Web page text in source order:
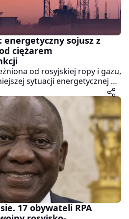
energetyczny sojusz z
ciężarem
od rosyjskiej ropy i gazu,
sytuacji energetycznej od
amerykańskie sankcje
naftowego uderzyły
gospodarkę, wystawiając na
z Moskwą.
17 obywateli RPA